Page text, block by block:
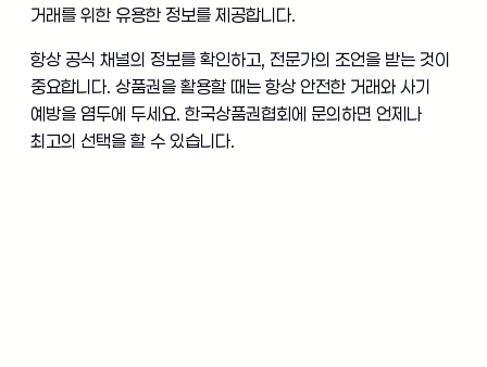
거래를 위한 유용한 정보를 제공합니다.
항상 공식 채널의 정보를 확인하고, 전문가의 조언을 받는 것이
중요합니다. 상품권을 활용할 때는 항상 안전한 거래와 사기
예방을 염두에 두세요. 한국상품권협회에 문의하면 언제나
최고의 선택을 할 수 있습니다.